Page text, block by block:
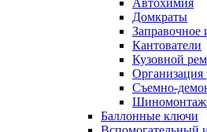
Автохимия
Домкраты
Заправочное
Кантователи
Кузовной
Организация
Съемно-
Баллонные ключи